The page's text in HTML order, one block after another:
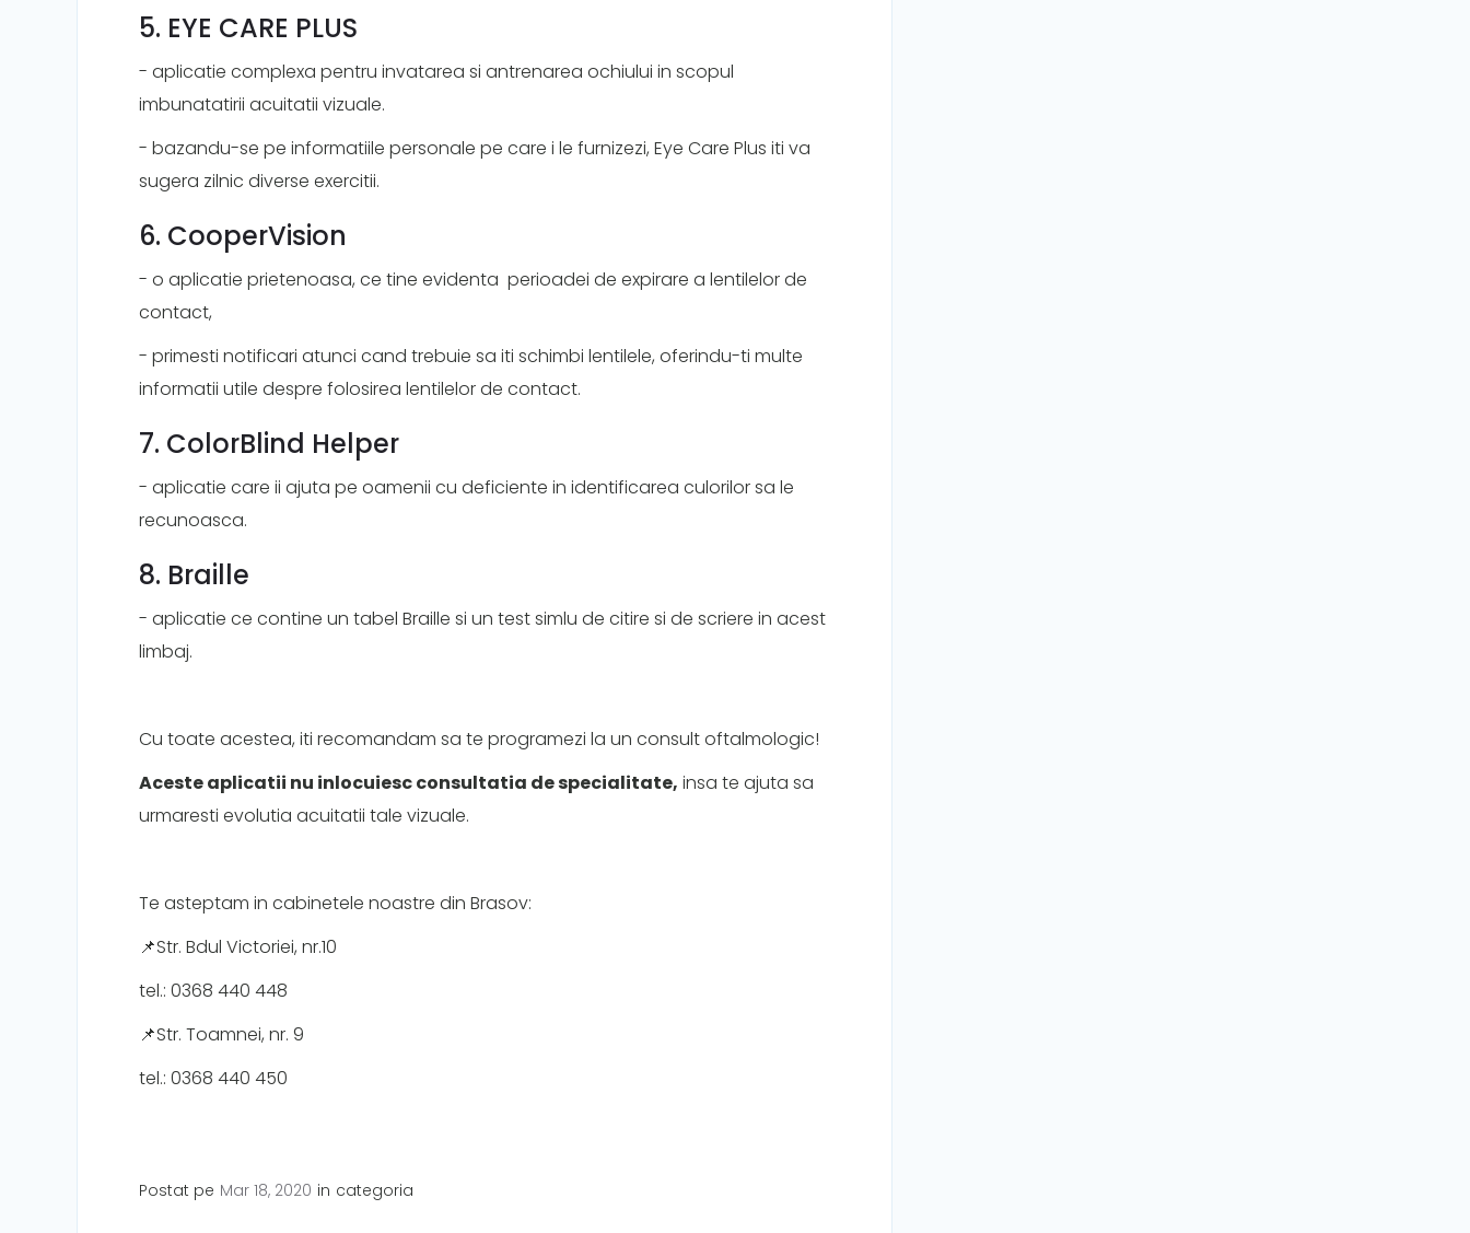
5. EYE CARE PLUS
- aplicatie complexa pentru invatarea si antrenarea ochiului in scopul
imbunatatirii acuitatii vizuale.
- bazandu-se pe informatiile personale pe care i le furnizezi, Eye Care Plus iti va
sugera zilnic diverse exercitii.
6. CooperVision
- o aplicatie prietenoasa, ce tine evidenta perioadei de expirare a lentilelor de
contact,
- primesti notificari atunci cand trebuie sa iti schimbi lentilele, oferindu-ti multe
informatii utile despre folosirea lentilelor de contact.
7. ColorBlind Helper
- aplicatie care ii ajuta pe oamenii cu deficiente in identificarea culorilor sa le
recunoasca.
8. Braille
- aplicatie ce contine un tabel Braille si un test simlu de citire si de scriere in acest
limbaj.
Cu toate acestea, iti recomandam sa te programezi la un consult oftalmologic!
Aceste aplicatii nu inlocuiesc consultatia de specialitate, insa te ajuta sa
urmaresti evolutia acuitatii tale vizuale.
Te asteptam in cabinetele noastre din Brasov:
📌Str. Bdul Victoriei, nr.10
tel.: 0368 440 448
📌Str. Toamnei, nr. 9
tel.: 0368 440 450
Postat pe Mar 18, 2020 in categoria